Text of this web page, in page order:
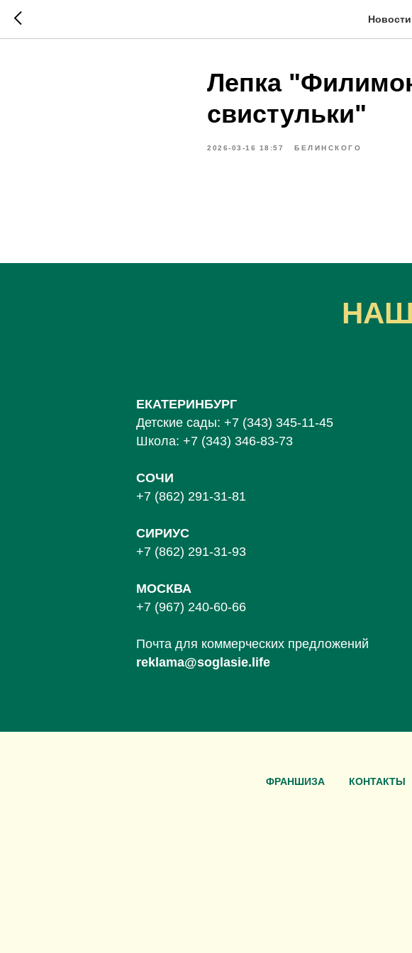
Лепка
свистульки"
2026-03-16 18:57 БЕЛИНСКОГО
ЕКАТЕРИНБУРГ
Детские сады: +7 (343) 345-11-45
Школа: +7 (343) 346-83-73
СОЧИ
+7 (862) 291-31-81
СИРИУС
+7 (862) 291-31-93
МОСКВА
+7 (967) 240-60-66
Почта для коммерческих предложений
reklama@soglasie.life
ФРАНШИЗА КОНТАКТЫ